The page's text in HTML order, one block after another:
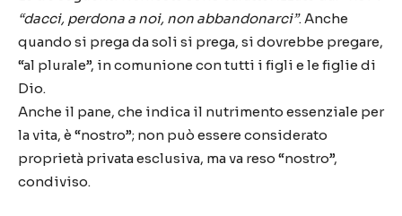
“dacci, perdona a noi, non abbandonarci”. Anche
quando si prega da soli si prega, si dovrebbe pregare,
“al plurale”, in comunione con tutti i figli e le figlie di
Dio.
Anche il pane, che indica il nutrimento essenziale per
la vita, è “nostro”; non può essere considerato
proprietà privata esclusiva, ma va reso “nostro”,
condiviso.